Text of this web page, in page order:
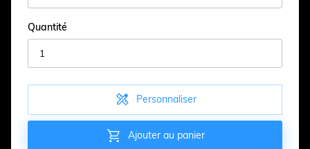
Quantité
 Personnaliser
 Ajouter au panier